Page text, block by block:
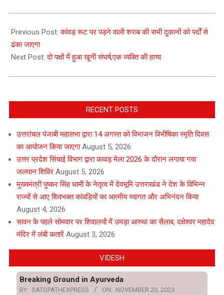
07-
09
Previous Post:कांवड़ रूट पर पड़ने वाली शराब की सभी दुकानों को पर्दों से
ढंका जाएगा
Next Post:दो पक्षों में हुआ खूनी संघर्ष,एक व्यक्ति की हत्या
RECENT POSTS
उत्तरांचल पंजाबी महासभा द्वारा 14 अगस्त को विभाजन विभीषिका स्मृति दिवस
का आयोजन किया जाएगा August 5, 2026
उत्तर प्रदेश सिंचाई विभाग द्वारा कावड़ मेला 2026 के दौरान लगाया गया
जलपान शिविर August 5, 2026
मुख्यमंत्री पुष्कर सिंह धामी के नेतृत्व में देवभूमि उत्तराखंड ने देश के विभिन्न
राज्यों से आए शिवभक्त कांवड़ियों का आत्मीय स्वागत और अभिनंदन किया
August 4, 2026
सावन के पहले सोमवार पर शिवालयों में उमड़ा आस्था का सैलाब, दक्षेश्वर महादेव
मंदिर में लंबी कतारें August 3, 2026
VIDESH
Breaking Ground in Ayurveda
BY: SATOPATHEXPRESS ON: NOVEMBER 20, 2023